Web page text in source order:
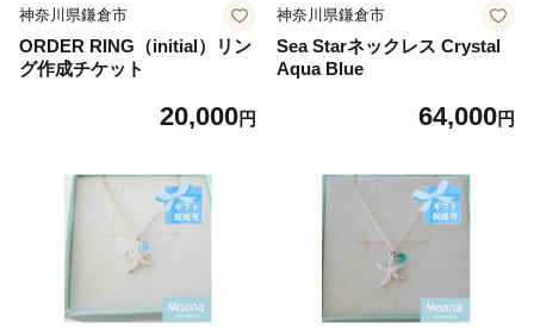
神奈川県鎌倉市
ORDER RING（initial）リン
グ作成チケット
20,000円
神奈川県鎌倉市
Sea Starネックレス Crystal
Aqua Blue
64,000円